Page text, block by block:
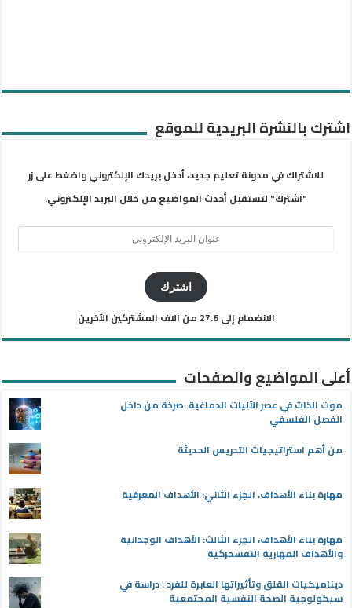
اشترك بالنشرة البريدية للموقع
للاشتراك في مدونة تعليم جديد، أدخل بريدك الإلكتروني واضغط على زر
"اشترك" لتستقبل أحدث المواضيع من خلال البريد الإلكتروني.
اشترك
الانضمام إلى 27.6 من آلاف المشتركين الآخرين
أعلى المواضيع والصفحات
موت الذات في عصر الآليات الدماغية: صرخة من داخل
الفصل الفلسفي
من أهم استراتيجيات التدريس الحديثة
مهارة بناء الأهداف، الجزء الثاني: الأهداف المعرفية
مهارة بناء الأهداف، الجزء الثالث: الأهداف الوجدانية
والأهداف المهارية النفسحركية
ديناميكيات القلق وتأثيراتها العابرة للفرد : دراسة في
سيكولوجية الصحة النفسية المجتمعية